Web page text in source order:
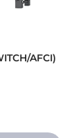
AFCI)